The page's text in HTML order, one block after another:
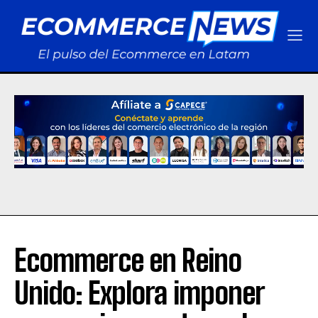
Ecommerce en Reino
Unido: Explora imponer